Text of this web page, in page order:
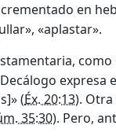
en
«aplastar».
(Éx. 20:13).
35:30). Pero,